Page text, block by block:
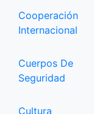
Cooperación
Internacional
Cuerpos De
Seguridad
Cultura